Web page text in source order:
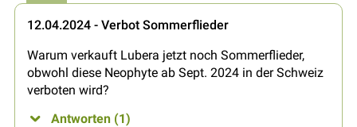
12.04.2024 - Verbot Sommerflieder
Warum verkauft Lubera jetzt noch Sommerflieder,
obwohl diese Neophyte ab Sept. 2024 in der Schweiz
verboten wird?
Antworten (1)